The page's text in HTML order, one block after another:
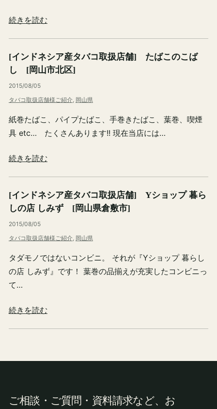
続きを読む
[インドネシア産タバコ取扱店舗] たばこのこば
し [岡山市北区]
2015/08/05
タバコ取扱店舗様ご紹介, 岡山県
紙巻たばこ、パイプたばこ、手巻きたばこ、葉巻、喫煙
具 etc… たくさんあります!! 現在当店には…
続きを読む
[インドネシア産タバコ取扱店舗] Yショップ 暮ら
しの店 しみず [岡山県倉敷市]
2015/08/05
タバコ取扱店舗様ご紹介, 岡山県
タダモノではないコンビニ。 それが『Yショップ 暮らし
の店 しみず』です！ 葉巻の品揃えが充実したコンビニっ
て…
続きを読む
ご相談・ご質問・資料請求など、お